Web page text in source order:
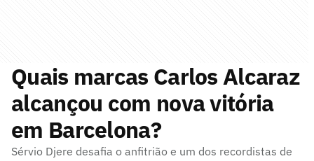
Quais marcas Carlos Alcaraz
alcançou com nova vitória
em Barcelona?
Sérvio Djere desafia o anfitrião e um dos recordistas de